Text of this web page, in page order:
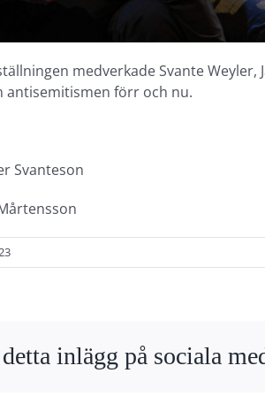
medverkade Svante Weyler,
antisemitismen förr och nu.
Svanteson
inlägg på sociala